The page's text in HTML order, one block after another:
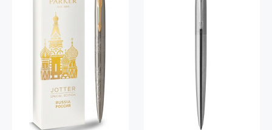
Аксессуары
Запчасти
Упаковка
Подарочные сертификаты